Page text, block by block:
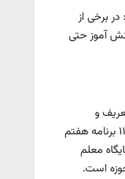
برخی از
آموز حتی
و
ساختارها اصلاح شوند، گفت: حتما در شهریورماه امسال، مجلس از آموزش و پرورش پیگیری خواهد کرد که بر اساس ماده ۱۱۸ برنامه هفتم
معلم
است.